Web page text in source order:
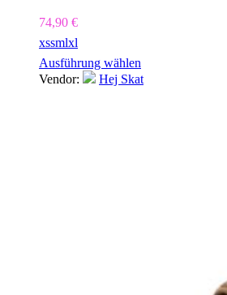
74,90 €
xssmlxl
Ausführung wählen
Vendor:
Hej Skat